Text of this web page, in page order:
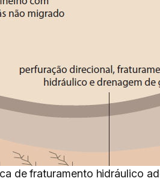
de fraturamento hidráulico